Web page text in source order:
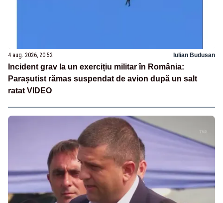
4 aug. 2026, 20:52 Iulian Budusan
Incident grav la un exercițiu militar în România:
Parașutist rămas suspendat de avion după un salt
ratat VIDEO